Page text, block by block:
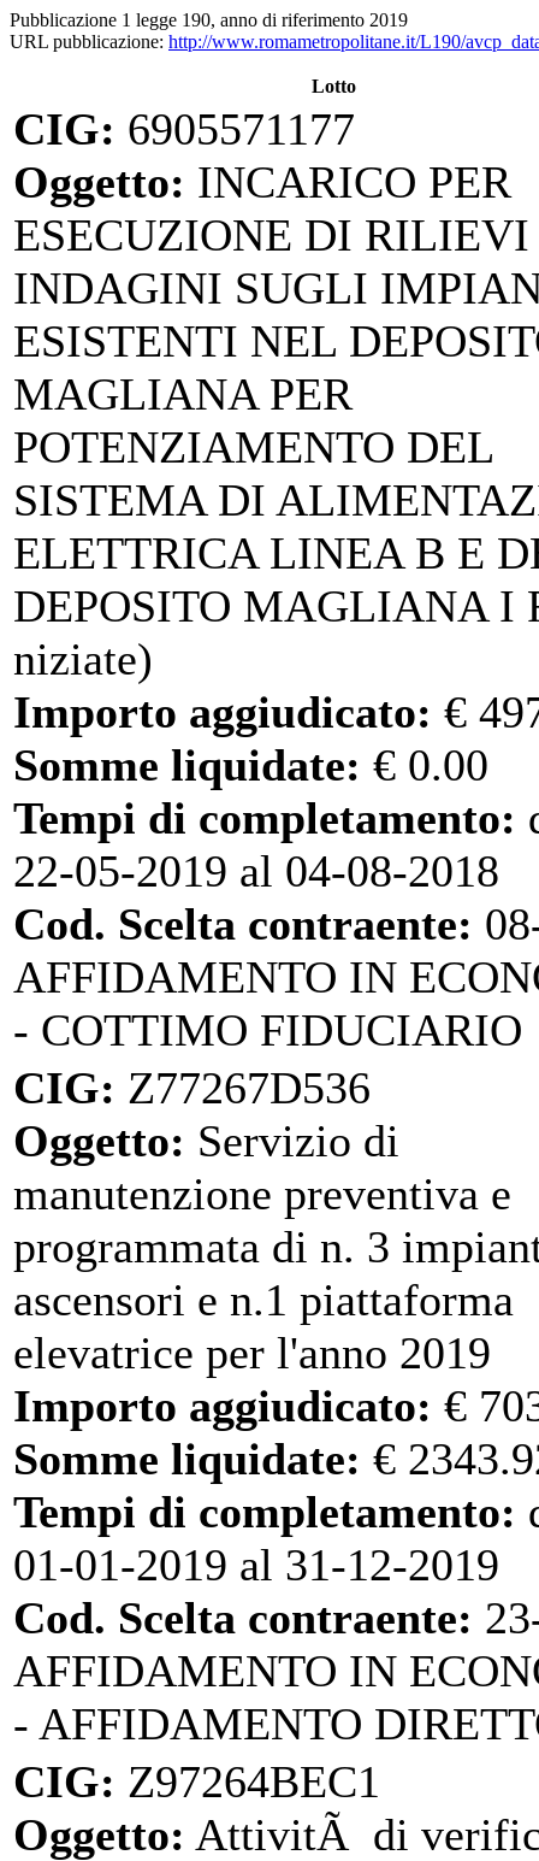
Pubblicazione 1 legge 190, anno di riferimento 2019
URL pubblicazione: http://www.romametropolitane.it/L190/
Lotto
CIG: 6905571177
Oggetto: INCARICO PER
ESECUZIONE DI RILIEVI
INDAGINI SUGLI
ESISTENTI NEL
MAGLIANA PER
POTENZIAMENTO DEL
SISTEMA DI
ELETTRICA LINEA B E
DEPOSITO MAGLIANA I
niziate)
Importo aggiudicato: €
Somme liquidate: € 0.00
Tempi di completamento:
22-05-2019 al 04-08-2018
Cod. Scelta contraente:
AFFIDAMENTO IN
- COTTIMO FIDUCIARIO
CIG: Z77267D536
Oggetto: Servizio di
manutenzione preventiva e
programmata di n. 3
ascensori e n.1 piattaforma
elevatrice per l'anno 2019
Importo aggiudicato: €
Somme liquidate: €
Tempi di completamento:
01-01-2019 al 31-12-2019
Cod. Scelta contraente:
AFFIDAMENTO IN
- AFFIDAMENTO
CIG: Z97264BEC1
Oggetto: AttivitÃ di